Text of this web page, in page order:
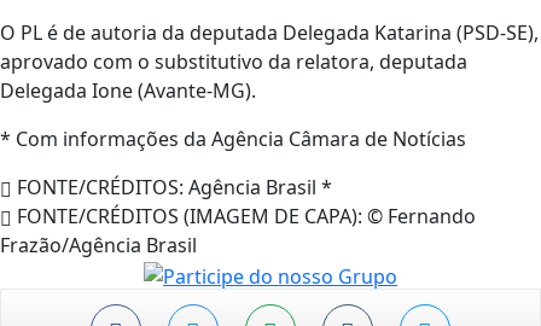
O PL é de autoria da deputada Delegada Katarina (PSD-SE),
aprovado com o substitutivo da relatora, deputada
Delegada Ione (Avante-MG).
* Com informações da Agência Câmara de Notícias
FONTE/CRÉDITOS: Agência Brasil *
FONTE/CRÉDITOS (IMAGEM DE CAPA): © Fernando
Frazão/Agência Brasil